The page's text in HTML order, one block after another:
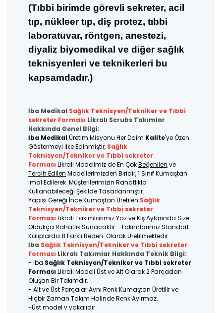
(Tıbbi birimde görevli sekreter, acil
tıp, nükleer tıp, diş protez, tıbbi
laboratuvar, röntgen, anestezi,
diyaliz biyomedikal ve diğer sağlık
teknisyenleri ve teknikerleri bu
kapsamdadır.)
İba Medikal Sağlık Teknisyen/Tekniker ve Tıbbi
sekreter Forması Likralı Scrubs Takımlar
Hakkında Genel Bilgi:
İba MedikalÜretim Misyonu Her Daim Kalite'ye Özen
Göstermeyi İlke Edinmiştir, Sağlık
Teknisyen/Tekniker ve Tıbbi sekreter
Forması Likralı Modelimiz de En ÇokBeğenilen ve
Tercih Edilen Modellerimizden Biridir, 1 Sınıf Kumaştan
İmal Edilerek Müşterilerimizin Rahatlıkla
Kullanabileceği Şekilde Tasarlanmıştır.
Yapısı Gereği İnce Kumaştan Üretilen Sağlık
Teknisyen/Tekniker ve Tıbbi sekreter
Forması Likralı Takımlarımız Yaz ve Kış Aylarında Size
Oldukça Rahatlık Sunacaktır... Takımlarımız Standart
Kalıplarda 8 Farklı Beden Olarak Üretilmektedir.
İba Sağlık Teknisyen/Tekniker ve Tıbbi sekreter
Forması Likralı Takımlar Hakkında Teknik Bilgi:
- İba Sağlık Teknisyen/Tekniker ve Tıbbi sekreter
FormasıLikralı Modeli Üst ve Alt Olarak 2 Parçadan
Oluşan Bir Takımdır.
- Alt ve Üst Parçalar Aynı Renk Kumaştan Üretilir ve
Hiçbir Zaman Takım Halinde Renk Ayırmaz.
-Üst model v yakalıdır